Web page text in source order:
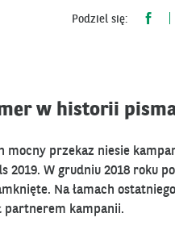
Podziel się:
w historii
przekaz niesie
W grudniu 2018 roku
Na łamach
partnerem kampanii.